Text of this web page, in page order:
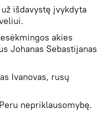
išdavystę įvykdyta
akies
Johanas Sebastijanas
Ivanovas, rusų
nepriklausomybę.